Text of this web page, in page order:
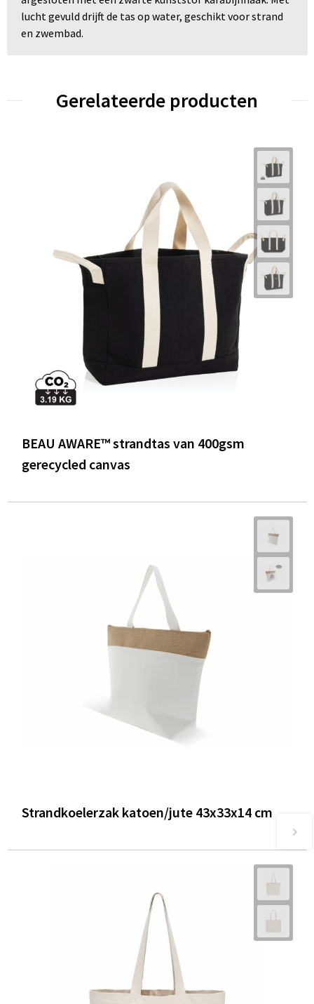
lucht gevuld drijft de tas op water, geschikt voor strand
en zwembad.
Gerelateerde producten
BEAU AWARE™ strandtas van 400gsm
gerecycled canvas
Strandkoelerzak katoen/jute 43x33x14 cm